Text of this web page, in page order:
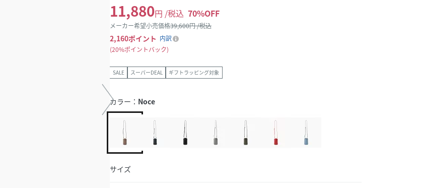
11,880円 /税込 70%OFF
メーカー希望小売価格39,600円 /税込
2,160ポイント 内訳
20%ポイントバック
SALE スーパーDEAL ギフトラッピング対象
カラー： Noce
サイズ